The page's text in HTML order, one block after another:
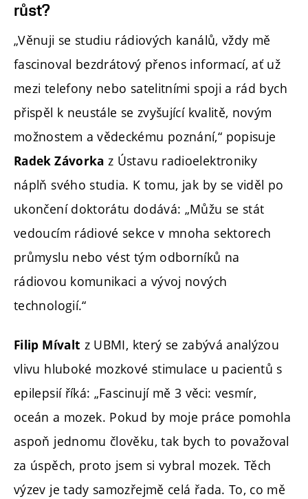
růst?
„Věnuji se studiu rádiových kanálů, vždy mě
fascinoval bezdrátový přenos informací, ať už
mezi telefony nebo satelitními spoji a rád bych
přispěl k neustále se zvyšující kvalitě, novým
možnostem a vědeckému poznání,“ popisuje
Radek Závorka z Ústavu radioelektroniky
náplň svého studia. K tomu, jak by se viděl po
ukončení doktorátu dodává: „Můžu se stát
vedoucím rádiové sekce v mnoha sektorech
průmyslu nebo vést tým odborníků na
rádiovou komunikaci a vývoj nových
technologií.“
Filip Mívalt z UBMI, který se zabývá analýzou
vlivu hluboké mozkové stimulace u pacientů s
epilepsií říká: „Fascinují mě 3 věci: vesmír,
oceán a mozek. Pokud by moje práce pomohla
aspoň jednomu člověku, tak bych to považoval
za úspěch, proto jsem si vybral mozek. Těch
výzev je tady samozřejmě celá řada. To, co mě